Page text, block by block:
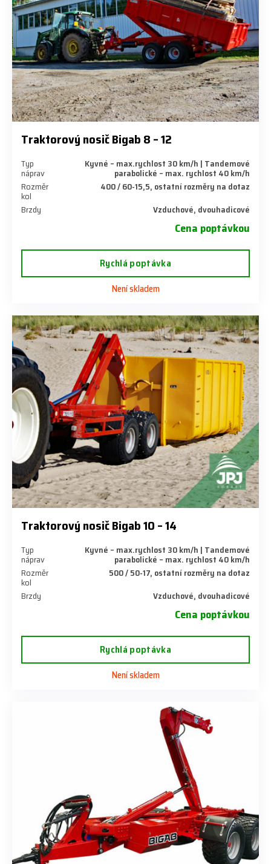
Traktorový nosič Bigab 8 – 12
Typ
náprav
Kyvné – max.rychlost 30 km/h | Tandemové
parabolické – max. rychlost 40 km/h
Rozměr
kol
400 / 60-15,5, ostatní rozměry na dotaz
Brzdy
Vzduchové, dvouhadicové
Cena poptávkou
Rychlá poptávka
Není skladem
Traktorový nosič Bigab 10 – 14
Typ
náprav
Kyvné – max.rychlost 30 km/h | Tandemové
parabolické – max. rychlost 40 km/h
Rozměr
kol
500 / 50-17, ostatní rozměry na dotaz
Brzdy
Vzduchové, dvouhadicové
Cena poptávkou
Rychlá poptávka
Není skladem